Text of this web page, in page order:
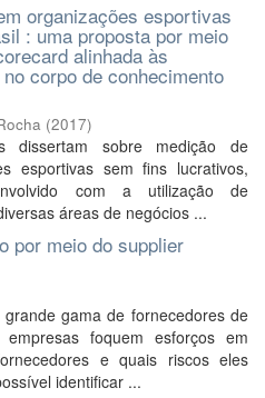
organizações esportivas
: uma proposta por meio
alinhada às
corpo de conhecimento
(2017)
dissertam sobre medição de
esportivas sem fins lucrativos,
com a utilização de
áreas de negócios ...
por meio do supplier
gama de fornecedores de
foquem esforços em
e quais riscos eles
identificar ...